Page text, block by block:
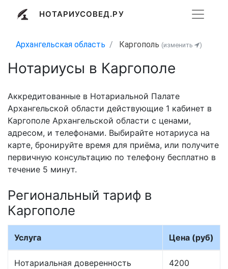
НОТАРИУСОВЕД.РУ
Архангельская область Каргополь (изменить )
Нотариусы в Каргополе
Аккредитованные в Нотариальной Палате
Архангельской области действующие 1 кабинет в
Каргополе Архангельской области с ценами,
адресом, и телефонами. Выбирайте нотариуса на
карте, бронируйте время для приёма, или получите
первичную консультацию по телефону бесплатно в
течение 5 минут.
Региональный тариф в
Каргополе
Услуга Цена (руб)
Нотариальная доверенность 4200